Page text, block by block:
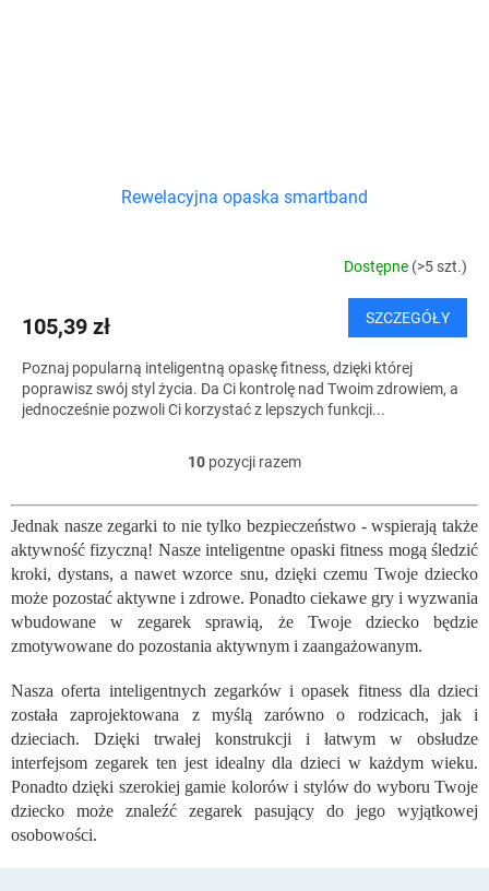
Rewelacyjna opaska smartband
Dostępne (>5 szt.)
105,39 zł SZCZEGÓŁY
Poznaj popularną inteligentną opaskę fitness, dzięki której
poprawisz swój styl życia. Da Ci kontrolę nad Twoim zdrowiem, a
jednocześnie pozwoli Ci korzystać z lepszych funkcji...
K
n
t
r
o
k
s
t
y
10 pozycji razem
Jednak nasze zegarki to nie tylko bezpieczeństwo - wspierają także
aktywność fizyczną! Nasze inteligentne opaski fitness mogą śledzić
kroki, dystans, a nawet wzorce snu, dzięki czemu Twoje dziecko
może pozostać aktywne i zdrowe. Ponadto ciekawe gry i wyzwania
wbudowane w zegarek sprawią, że Twoje dziecko będzie
zmotywowane do pozostania aktywnym i zaangażowanym.
Nasza oferta inteligentnych zegarków i opasek fitness dla dzieci
została zaprojektowana z myślą zarówno o rodzicach, jak i
dzieciach. Dzięki trwałej konstrukcji i łatwym w obsłudze
interfejsom zegarek ten jest idealny dla dzieci w każdym wieku.
Ponadto dzięki szerokiej gamie kolorów i stylów do wyboru Twoje
dziecko może znaleźć zegarek pasujący do jego wyjątkowej
osobowości.